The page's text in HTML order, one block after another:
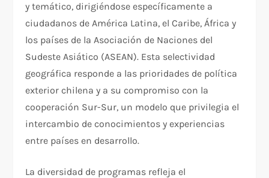
y temático, dirigiéndose específicamente a
ciudadanos de América Latina, el Caribe, África y
los países de la Asociación de Naciones del
Sudeste Asiático (ASEAN). Esta selectividad
geográfica responde a las prioridades de política
exterior chilena y a su compromiso con la
cooperación Sur-Sur, un modelo que privilegia el
intercambio de conocimientos y experiencias
entre países en desarrollo.
La diversidad de programas refleja el